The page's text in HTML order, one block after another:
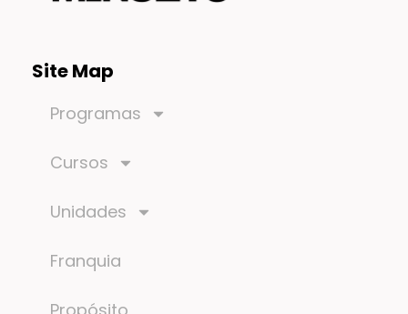
Site Map
Programas
Cursos
Unidades
Franquia